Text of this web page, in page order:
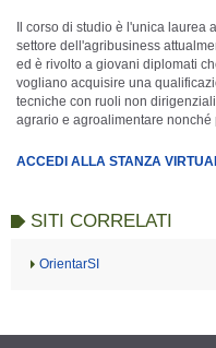
Il corso di studio è l'unica laurea
settore dell'agribusiness
ed è rivolto a giovani diplomati
vogliano acquisire una
tecniche con ruoli non
agrario e agroalimentare
ACCEDI ALLA STANZA
SITI CORRELATI
OrientarSI